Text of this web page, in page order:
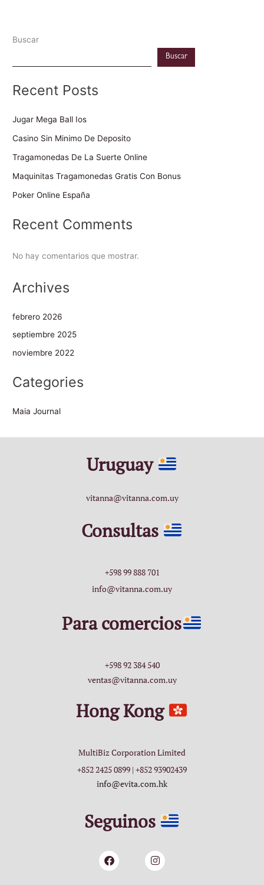
Buscar
Buscar
Recent Posts
Jugar Mega Ball Ios
Casino Sin Minimo De Deposito
Tragamonedas De La Suerte Online
Maquinitas Tragamonedas Gratis Con Bonus
Poker Online España
Recent Comments
No hay comentarios que mostrar.
Archives
febrero 2026
septiembre 2025
noviembre 2022
Categories
Maia Journal
Uruguay
vitanna@vitanna.com.uy
Consultas
+598 99 888 701
info@vitanna.com.uy
Para comercios
+598 92 384 540
ventas@vitanna.com.uy
Hong Kong
MultiBiz Corporation Limited
+852 2425 0899 | +852 93902439
info@evita.com.hk
Seguinos
FacebookInstagram